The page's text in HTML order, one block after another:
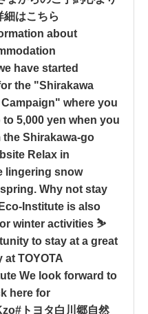
はこちら
about
have started
the "Shirakawa
where you
5,000 yen when you
Shirakawa-go
Relax in
lingering snow
Why not stay
Institute is also
winter activities ⛷
to stay at a great
TOYOTA
We look forward to
here for
トヨタ白川郷自然